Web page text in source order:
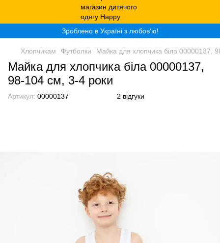
Зроблено в Україні з любов‘ю!
Хлопчикам Футболки Майка для хлопчика біла 00000137,
Майка для хлопчика біла 00000137,
98-104 см, 3-4 роки
Артикул: 00000137 2 відгуки